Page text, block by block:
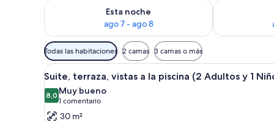
Esta noche
ago 7 - ago 8
Consulta la disponibilidad para esta noche, ago 7 -
Consulta la
Filtros
disponibles
para
las
habitaciones
Todas las habitaciones 2 camas 3 camas o más
Abrir
todas
las
fotos
Habitación de hotel con
6
Suite, terraza, vistas a la piscina (2 Adultos y 1
8,08,0 de 10
Muy bueno
1 comentario
(1 comentario)
30 m²